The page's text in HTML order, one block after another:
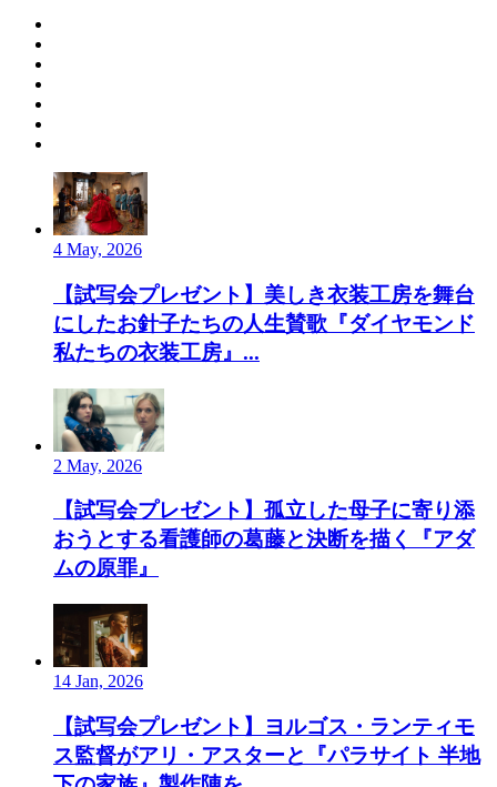
4 May, 2026
【試写会プレゼント】美しき衣装工房を舞台
にしたお針子たちの人生賛歌『ダイヤモンド
私たちの衣装工房』...
2 May, 2026
【試写会プレゼント】孤立した母子に寄り添
おうとする看護師の葛藤と決断を描く『アダ
ムの原罪』
14 Jan, 2026
【試写会プレゼント】ヨルゴス・ランティモ
ス監督がアリ・アスターと『パラサイト 半地